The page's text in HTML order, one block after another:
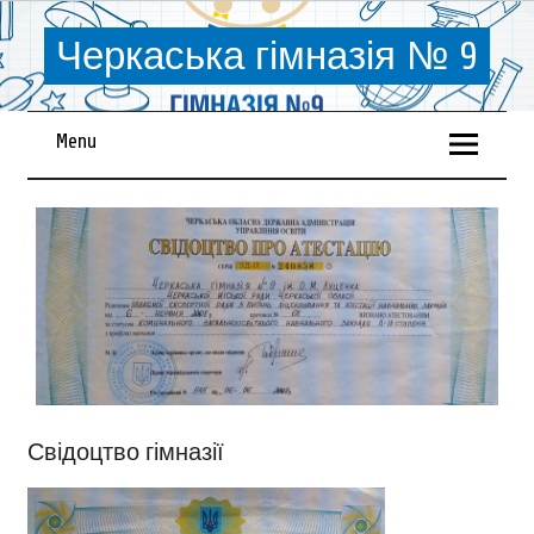
Черкаська гімназія № 9
Menu
Свідоцтво гімназії